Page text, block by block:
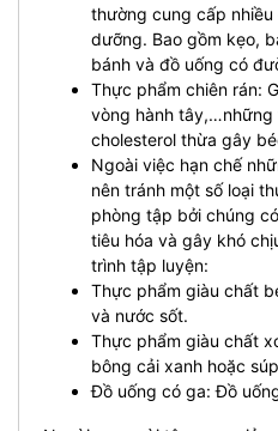
thường cung cấp
dưỡng. Bao gồm kẹo,
bánh và đồ uống có
Thực phẩm chiên rán:
vòng hành
cholesterol thừa gây
Ngoài việc hạn chế
nên tránh một số loại
phòng tập bởi chúng
tiêu hóa và gây khó
trình tập luyện:
Thực phẩm giàu chất
và nước sốt.
Thực phẩm giàu chất
bông cải xanh hoặc
Đồ uống có ga: Đồ